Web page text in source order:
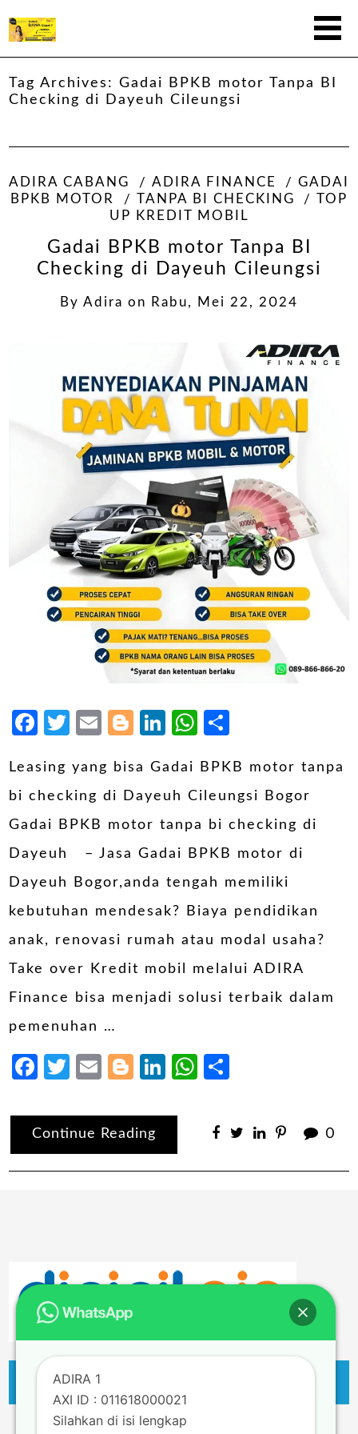
Tag Archives:Gadai BPKB motor Tanpa BI
Checking di Dayeuh Cileungsi
ADIRA CABANG ADIRA FINANCE
GADAI
BPKB MOTOR
TANPA BI CHECKING
TOP
UP KREDIT MOBIL
Gadai BPKB motor Tanpa BI
Checking di Dayeuh Cileungsi
By Adira on Rabu, Mei 22, 2024
Facebook
Twitter
EmailBlogger
LinkedIn
WhatsApp
Leasing yang bisa Gadai BPKB motor tanpa
bi checking di Dayeuh Cileungsi Bogor
Gadai BPKB motor tanpa bi checking di
Dayeuh – Jasa Gadai BPKB motor di
Dayeuh Bogor,anda tengah memiliki
kebutuhan mendesak? Biaya pendidikan
anak, renovasi rumah atau modal usaha?
Take over Kredit mobil melalui ADIRA
Finance bisa menjadi solusi terbaik dalam
pemenuhan …
Facebook
Twitter
EmailBlogger
LinkedIn
WhatsApp
Continue Reading 0
ADIRA 1
AXI ID : 011618000021
Silahkan di isi lengkap